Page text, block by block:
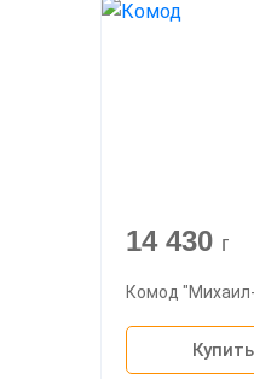
14 430 г
Комод
Купить